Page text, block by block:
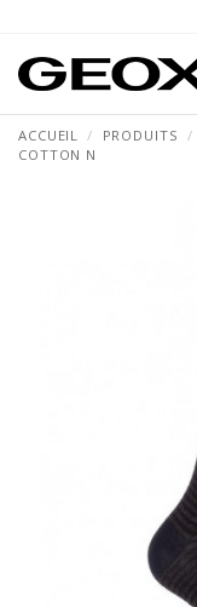
ACCUEIL PRODUITS
COTTON N